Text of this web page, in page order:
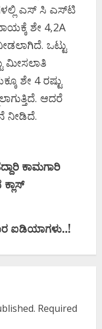
ಎಸ್‌ ಸಿ ಎಸ್‌ಟಿ
ಶೇ 4,2A
ಒಟ್ಟು
ಮೀಸಲಾತಿ
ಶೇ 4 ರಷ್ಟು
ಆದರೆ
ನೀಡಿದೆ.
ಕಾಮಗಾರಿ
ಐಡಿಯಾಗಳು..!
Required